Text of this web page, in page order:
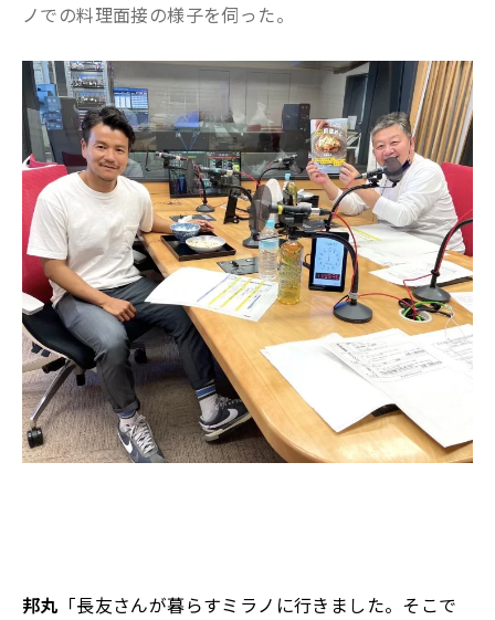
ノでの料理面接の様子を伺った。
邦丸 「長友さんが暮らすミラノに行きました。そこで